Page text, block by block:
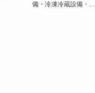
備・冷凍冷蔵設備・...